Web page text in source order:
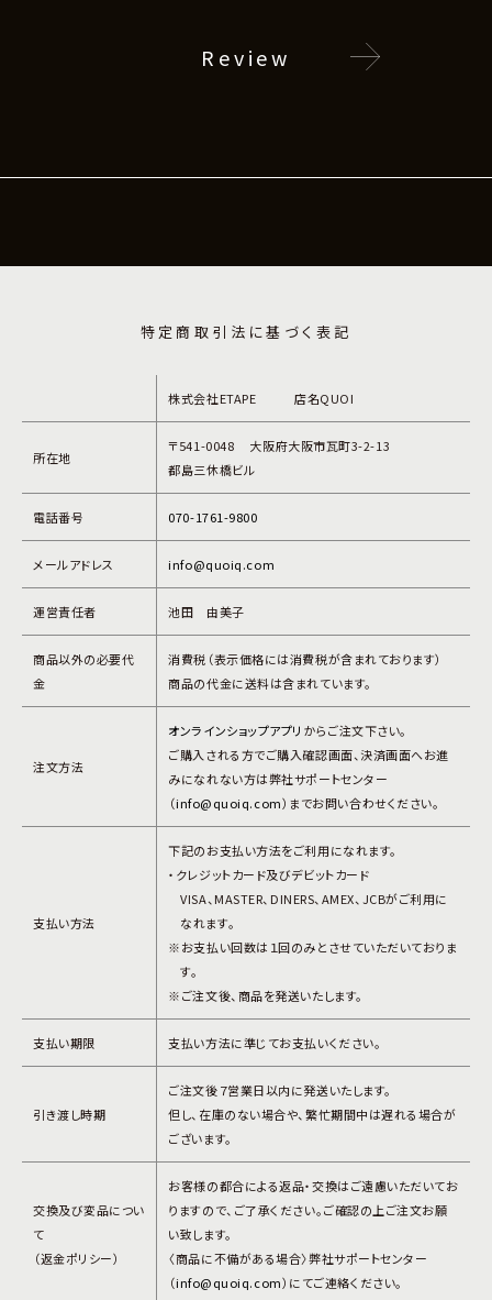
特定商取引法に基づく表記
株式会社ETAPE 店名QUOI
所在地
〒541-0048 大阪府大阪市瓦町3-2-13
都島三休橋ビル
電話番号 070-1761-9800
メールアドレス info@quoiq.com
運営責任者 池田 由美子
商品以外の必要代
金
消費税（表示価格には消費税が含まれております）
商品の代金に送料は含まれています。
注文方法
オンラインショップアプリ からご注文下さい。
ご購入される方でご購入確認画面、決済画面へお進
みになれない方は弊社サポートセンター
（info@quoiq.com）までお問い合わせください。
支払い方法
下記のお支払い方法をご利用になれます。
・クレジットカード及びデビットカード
VISA、MASTER、DINERS、AMEX、JCBがご利用に
なれます。
※お支払い回数は１回のみとさせていただいておりま
す。
※ご注文後、商品を発送いたします。
支払い期限 支払い方法に準じてお支払いください。
引き渡し時期
ご注文後７営業日以内に発送いたします。
但し、在庫のない場合や、繁忙期間中は遅れる場合が
ございます。
交換及び変品につい
て
（返金ポリシー）
お客様の都合による返品・交換はご遠慮いただいてお
りますので、ご了承ください。ご確認の上ご注文お願
い致します。
〈商品に不備がある場合〉弊社サポートセンター
（info@quoiq.com）にてご連絡ください。